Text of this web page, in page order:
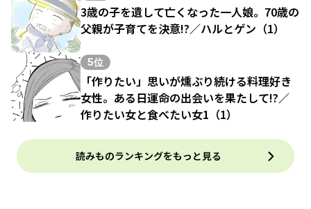
3歳の子を遺して亡くなった一人娘。70歳の
父親が子育てを決意!?／ハルとゲン（1）
5位
「作りたい」思いが燻ぶり続ける料理好き
女性。ある日運命の出会いを果たして!?／
作りたい女と食べたい女1（1）
読みものランキングをもっと見る